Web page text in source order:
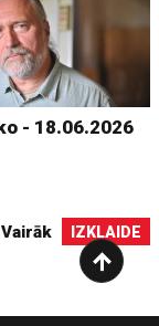
- 18.06.2026
Vairāk IZKLAIDE